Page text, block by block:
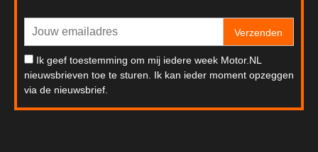
Verzenden
Ik geef toestemming om mij iedere week Motor.NL
nieuwsbrieven toe te sturen. Ik kan ieder moment opzeggen
via de nieuwsbrief.